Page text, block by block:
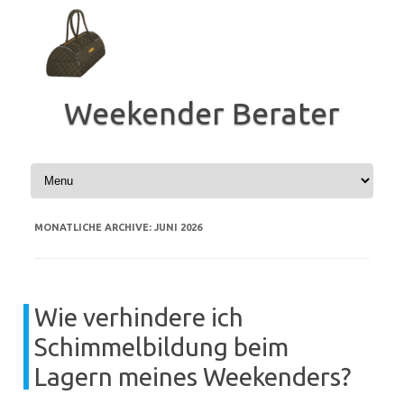
springen
Weekender Berater
MONATLICHE ARCHIVE: JUNI 2026
Wie verhindere ich
Schimmelbildung beim
Lagern meines Weekenders?